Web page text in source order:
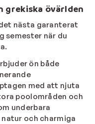
grekiska övärlden
nästa garanterat
semester när du
ön både
med att njuta
poolområden och
underbara
och charmiga